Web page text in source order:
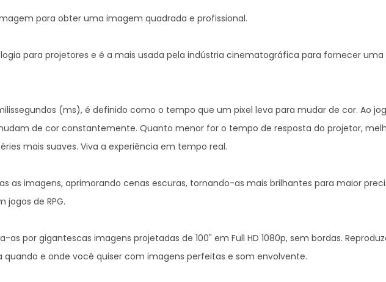
(ms), é definido como o tempo que um pixel leva para mudar de cor. Ao
de cor constantemente. Quanto menor for o tempo de resposta do projetor,
mais suaves. Viva a experiência em tempo real.
as imagens, aprimorando cenas escuras, tornando-as mais brilhantes para maior
de RPG.
as por gigantescas imagens projetadas de 100" em Full HD 1080p, sem bordas.
quando e onde você quiser com imagens perfeitas e som envolvente.